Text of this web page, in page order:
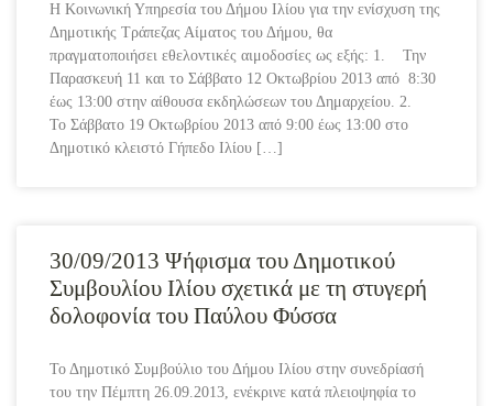
Η Κοινωνική Υπηρεσία του Δήμου Ιλίου για την ενίσχυση της
Δημοτικής Τράπεζας Αίματος του Δήμου, θα
πραγματοποιήσει εθελοντικές αιμοδοσίες ως εξής: 1. Την
Παρασκευή 11 και το Σάββατο 12 Οκτωβρίου 2013 από 8:30
έως 13:00 στην αίθουσα εκδηλώσεων του Δημαρχείου. 2.
Το Σάββατο 19 Οκτωβρίου 2013 από 9:00 έως 13:00 στο
Δημοτικό κλειστό Γήπεδο Ιλίου […]
30/09/2013 Ψήφισμα του Δημοτικού
Συμβουλίου Ιλίου σχετικά με τη στυγερή
δολοφονία του Παύλου Φύσσα
Το Δημοτικό Συμβούλιο του Δήμου Ιλίου στην συνεδρίασή
του την Πέμπτη 26.09.2013, ενέκρινε κατά πλειοψηφία το